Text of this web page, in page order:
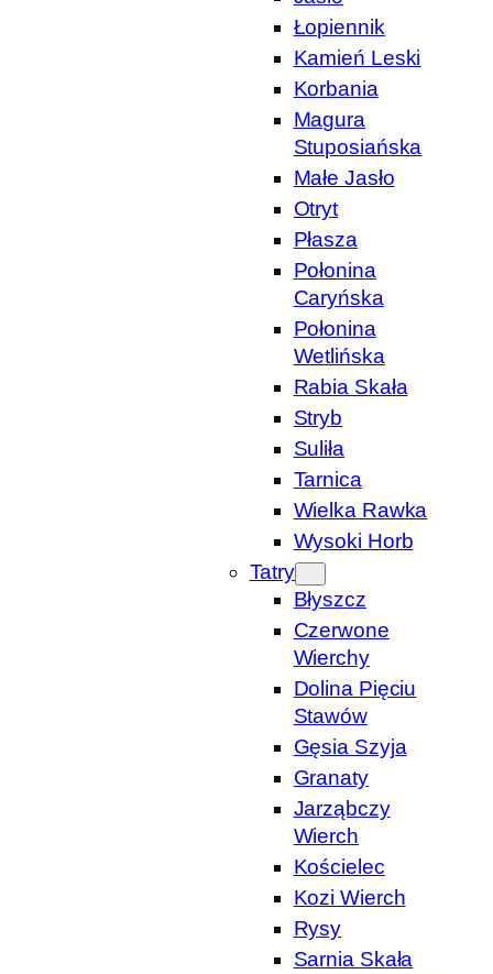
Łopiennik
Kamień Leski
Korbania
Magura
Stuposiańska
Małe Jasło
Otryt
Płasza
Połonina
Caryńska
Połonina
Wetlińska
Rabia Skała
Stryb
Suliła
Tarnica
Wielka Rawka
Wysoki Horb
Tatry
Błyszcz
Czerwone
Wierchy
Dolina Pięciu
Stawów
Gęsia Szyja
Granaty
Jarząbczy
Wierch
Kościelec
Kozi Wierch
Rysy
Sarnia Skała